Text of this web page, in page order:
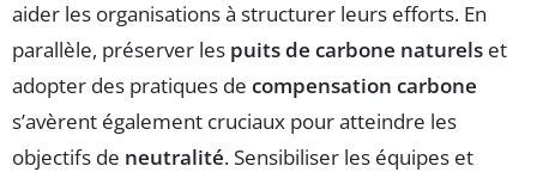
aider les organisations à structurer leurs efforts. En
parallèle, préserver les puits de carbone naturels et
adopter des pratiques de compensation carbone
s’avèrent également cruciaux pour atteindre les
objectifs de neutralité. Sensibiliser les équipes et